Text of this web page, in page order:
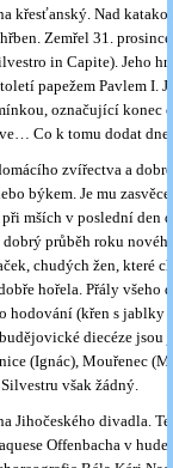
křesťanský. Nad
Zemřel 31.
in Capite). Jeho
papežem Pavlem I.
označující konec
Co k tomu dodat
zvířectva a
býkem. Je mu
mších v poslední den
průběh roku
chudých žen, které
hořela. Přály všeho
(křen s jablky
diecéze jsou
(Ignác), Mouřenec
však žádný.
Jihočeského divadla.
Offenbacha v